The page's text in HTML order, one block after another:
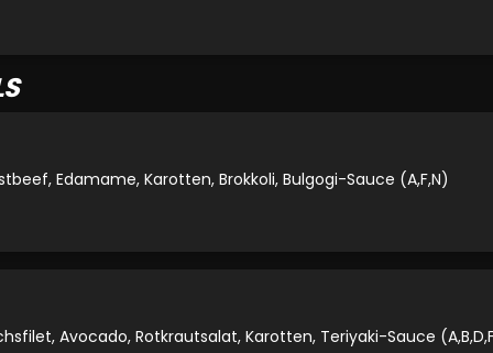
Edamame, Karotten, Brokkoli, Bulgogi-Sauce (A,F,N)
Avocado, Rotkrautsalat, Karotten, Teriyaki-Sauce